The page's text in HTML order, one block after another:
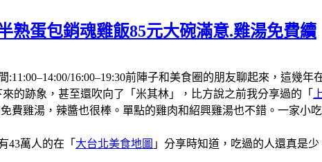
熟蛋包銷魂雞飯85元大碗滿意.雞湯免費續
16:00–19:30前陣子和美食圈的朋友聊起來，這幾
的跡象，甚至還吹向了「米其林」，比方說之前我分享過的「
費雞湯，辣醬也很棒。單點的雞肉和紹興雞湯也不錯。一家小
43萬人的在「 大台北美食地圖 」分享時知道，吃過的人還真是